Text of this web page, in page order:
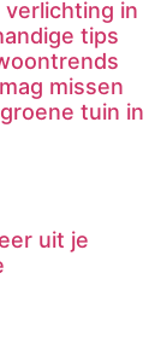
in
tips
missen
tuin in
uit je